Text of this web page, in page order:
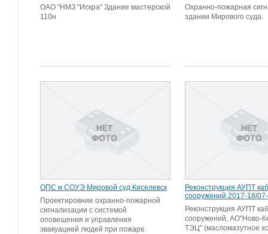
ОАО "НМЗ "Искра" Здание мастерской
110н
Охранно-пожарная
здании Мирового суда.
ОПС и СОУЭ Мировой суд Киселевск
Проектировние охранно-пожарной
сигнализации с системой
оповещения и управления
эвакуацией людей при пожаре
Реконструкция АУПТ
сооружений 2017-18/
Реконструкция АУПТ
сооружений, АО"Ново-
ТЭЦ" (масломазутное